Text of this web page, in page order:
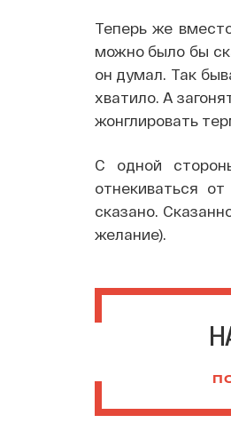
Теперь же
можно было бы
он думал. Так
хватило. А
жонглировать
С одной
отнекиваться
сказано.
желание).